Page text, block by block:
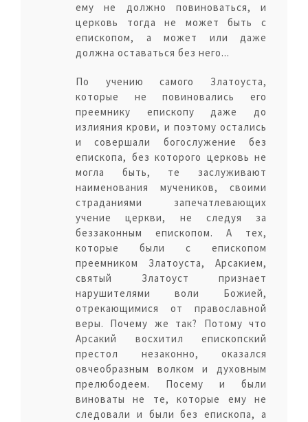
ему не должно повиноваться, и
церковь тогда не может быть с
епископом, а может или даже
должна оставаться без него...
По учению самого Златоуста,
которые не повиновались его
преемнику епископу даже до
излияния крови, и поэтому остались
и совершали богослужение без
епископа, без которого церковь не
могла быть, те заслуживают
наименования мучеников, своими
страданиями запечатлевающих
учение церкви, не следуя за
беззаконным епископом. А тех,
которые были с епископом
преемником Златоуста, Арсакием,
святый Златоуст признает
нарушителями воли Божией,
отрекающимися от православной
веры. Почему же так? Потому что
Арсакий восхитил епископский
престол незаконно, оказался
овчеобразным волком и духовным
прелюбодеем. Посему и были
виноваты не те, которые ему не
следовали и были без епископа, а